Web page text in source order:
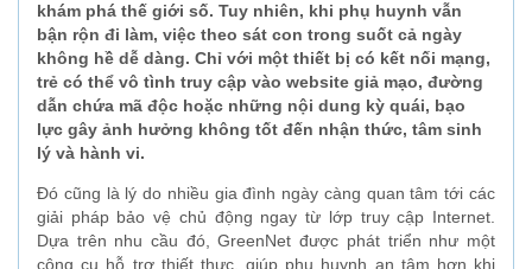
khám phá thế giới số. Tuy nhiên, khi phụ huynh vẫn
bận rộn đi làm, việc theo sát con trong suốt cả ngày
không hề dễ dàng. Chỉ với một thiết bị có kết nối mạng,
trẻ có thể vô tình truy cập vào website giả mạo, đường
dẫn chứa mã độc hoặc những nội dung kỳ quái, bạo
lực gây ảnh hưởng không tốt đến nhận thức, tâm sinh
lý và hành vi.
Đó cũng là lý do nhiều gia đình ngày càng quan tâm tới các
giải pháp bảo vệ chủ động ngay từ lớp truy cập Internet.
Dựa trên nhu cầu đó, GreenNet được phát triển như một
công cụ hỗ trợ thiết thực, giúp phụ huynh an tâm hơn khi